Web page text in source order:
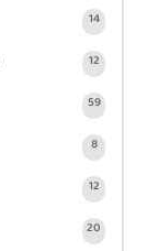
14
12
59
8
12
20